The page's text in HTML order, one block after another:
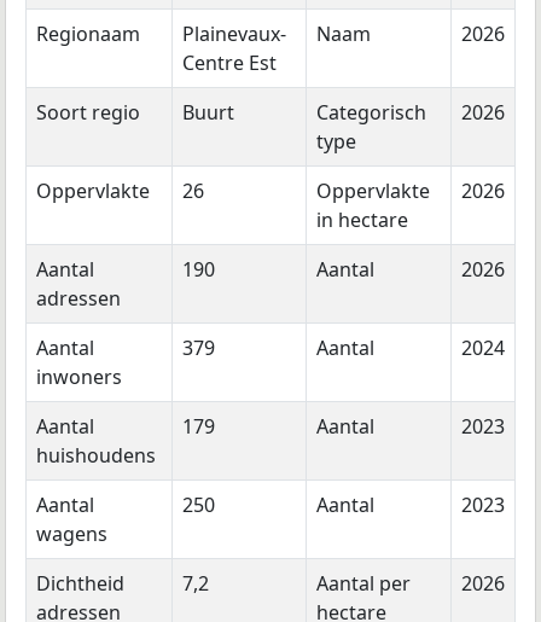
Regionaam
Plainevaux-
Centre Est
Naam 2026
Soort regio Buurt
Categorisch
type
2026
Oppervlakte 26
Oppervlakte
in hectare
2026
Aantal
adressen
190 Aantal 2026
Aantal
inwoners
379 Aantal 2024
Aantal
huishoudens
179 Aantal 2023
Aantal
wagens
250 Aantal 2023
Dichtheid
adressen
7,2
Aantal per
hectare
2026